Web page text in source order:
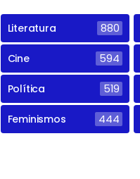
Literatura 880
Cine 594
Política 519
Feminismos 444